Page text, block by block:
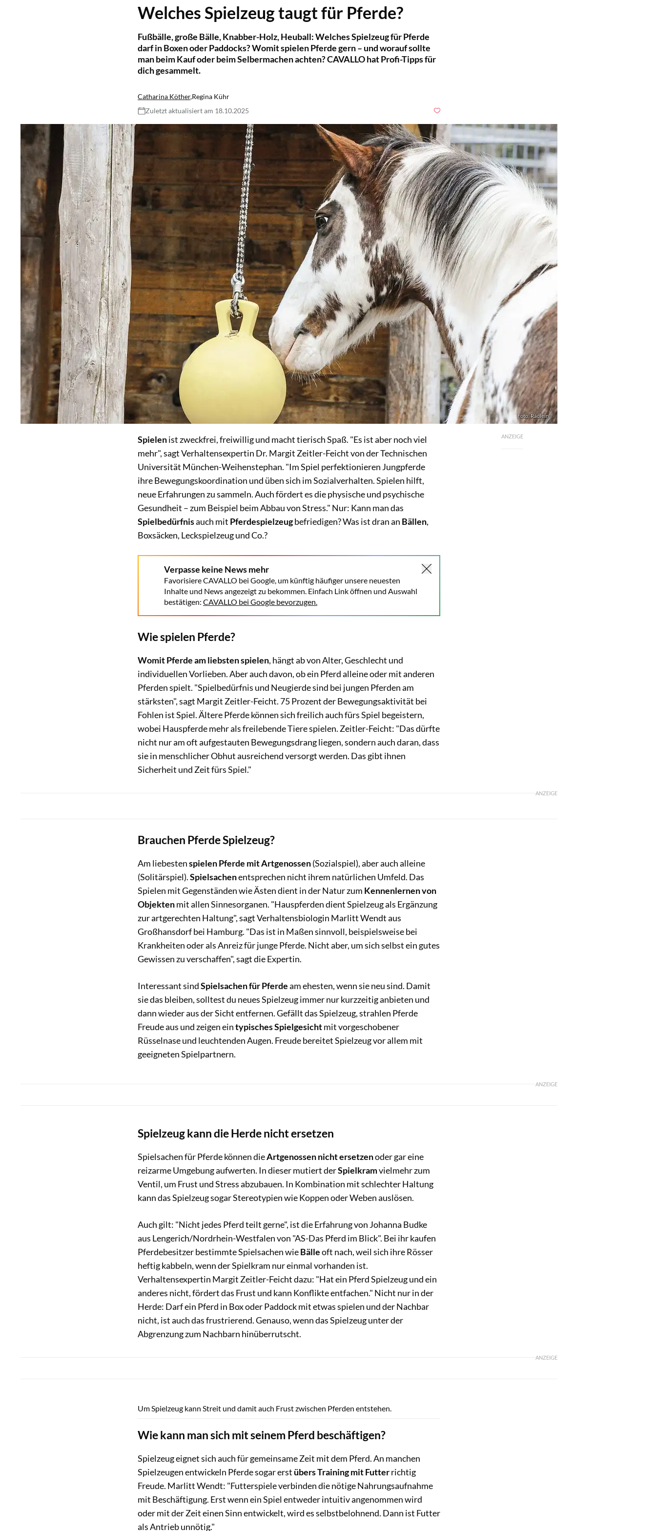
Welches Spielzeug taugt für Pferde?
Fußbälle, große Bälle, Knabber-Holz, Heuball: Welches Spielzeug für Pferde
darf in Boxen oder Paddocks? Womit spielen Pferde gern – und worauf sollte
man beim Kauf oder beim Selbermachen achten? CAVALLO hat Profi-Tipps für
dich gesammelt.
Catharina Köther,Regina Kühr
Zuletzt aktualisiert am 18.10.2025
Foto: Rädlein
ANZEIGE
Spielenist zweckfrei, freiwillig und macht tierisch Spaß. "Es ist aber noch viel
mehr", sagt Verhaltensexpertin Dr. Margit Zeitler-Feicht von der Technischen
Universität München-Weihenstephan. "Im Spiel perfektionieren Jungpferde
ihre Bewegungskoordination und üben sich im Sozialverhalten. Spielen hilft,
neue Erfahrungen zu sammeln. Auch fördert es die physische und psychische
Gesundheit – zum Beispiel beim Abbau von Stress." Nur: Kann man das
Spielbedürfnisauch mit Pferdespielzeugbefriedigen? Was ist dran an Bällen,
Boxsäcken, Leckspielzeug und Co.?
Verpasse keine News mehr
Favorisiere CAVALLO bei Google, um künftig häufiger unsere neuesten
Inhalte und News angezeigt zu bekommen. Einfach Link öffnen und Auswahl
bestätigen: CAVALLO bei Google bevorzugen.
Wie spielen Pferde?
Womit Pferde am liebsten spielen, hängt ab von Alter, Geschlecht und
individuellen Vorlieben. Aber auch davon, ob ein Pferd alleine oder mit anderen
Pferden spielt. "Spielbedürfnis und Neugierde sind bei jungen Pferden am
stärksten", sagt Margit Zeitler-Feicht. 75 Prozent der Bewegungsaktivität bei
Fohlen ist Spiel. Ältere Pferde können sich freilich auch fürs Spiel begeistern,
wobei Hauspferde mehr als freilebende Tiere spielen. Zeitler-Feicht: "Das dürfte
nicht nur am oft aufgestauten Bewegungsdrang liegen, sondern auch daran, dass
sie in menschlicher Obhut ausreichend versorgt werden. Das gibt ihnen
Sicherheit und Zeit fürs Spiel."
ANZEIGE
Brauchen Pferde Spielzeug?
Am liebestenspielen Pferde mit Artgenossen(Sozialspiel), aber auch alleine
(Solitärspiel).Spielsachenentsprechen nicht ihrem natürlichen Umfeld. Das
Spielen mit Gegenständen wie Ästen dient in der Natur zum Kennenlernen von
Objektenmit allen Sinnesorganen. "Hauspferden dient Spielzeug als Ergänzung
zur artgerechten Haltung", sagt Verhaltensbiologin Marlitt Wendt aus
Großhansdorf bei Hamburg. "Das ist in Maßen sinnvoll, beispielsweise bei
Krankheiten oder als Anreiz für junge Pferde. Nicht aber, um sich selbst ein gutes
Gewissen zu verschaffen", sagt die Expertin.
Interessant sindSpielsachen für Pferdeam ehesten, wenn sie neu sind. Damit
sie das bleiben, solltest du neues Spielzeug immer nur kurzzeitig anbieten und
dann wieder aus der Sicht entfernen. Gefällt das Spielzeug, strahlen Pferde
Freude aus und zeigen eintypisches Spielgesichtmit vorgeschobener
Rüsselnase und leuchtenden Augen. Freude bereitet Spielzeug vor allem mit
geeigneten Spielpartnern.
ANZEIGE
Spielzeug kann die Herde nicht ersetzen
Spielsachen für Pferde können dieArtgenossen nicht ersetzenoder gar eine
reizarme Umgebung aufwerten. In dieser mutiert derSpielkramvielmehr zum
Ventil, um Frust und Stress abzubauen. In Kombination mit schlechter Haltung
kann das Spielzeug sogar Stereotypien wie Koppen oder Weben auslösen.
Auch gilt: "Nicht jedes Pferd teilt gerne", ist die Erfahrung von Johanna Budke
aus Lengerich/Nordrhein-Westfalen von "AS-Das Pferd im Blick". Bei ihr kaufen
Pferdebesitzer bestimmte Spielsachen wieBälleoft nach, weil sich ihre Rösser
heftig kabbeln, wenn der Spielkram nur einmal vorhanden ist.
Verhaltensexpertin Margit Zeitler-Feicht dazu: "Hat ein Pferd Spielzeug und ein
anderes nicht, fördert das Frust und kann Konflikte entfachen." Nicht nur in der
Herde: Darf ein Pferd in Box oder Paddock mit etwas spielen und der Nachbar
nicht, ist auch das frustrierend. Genauso, wenn das Spielzeug unter der
Abgrenzung zum Nachbarn hinüberrutscht.
ANZEIGE
Um Spielzeug kann Streit und damit auch Frust zwischen Pferden entstehen.
Wie kann man sich mit seinem Pferd beschäftigen?
Spielzeug eignet sich auch für gemeinsame Zeit mit dem Pferd. An manchen
Spielzeugen entwickeln Pferde sogar erst übers Training mit Futterrichtig
Freude. Marlitt Wendt: "Futterspiele verbinden die nötige Nahrungsaufnahme
mit Beschäftigung. Erst wenn ein Spiel entweder intuitiv angenommen wird
oder mit der Zeit einen Sinn entwickelt, wird es selbstbelohnend. Dann ist Futter
als Antrieb unnötig."